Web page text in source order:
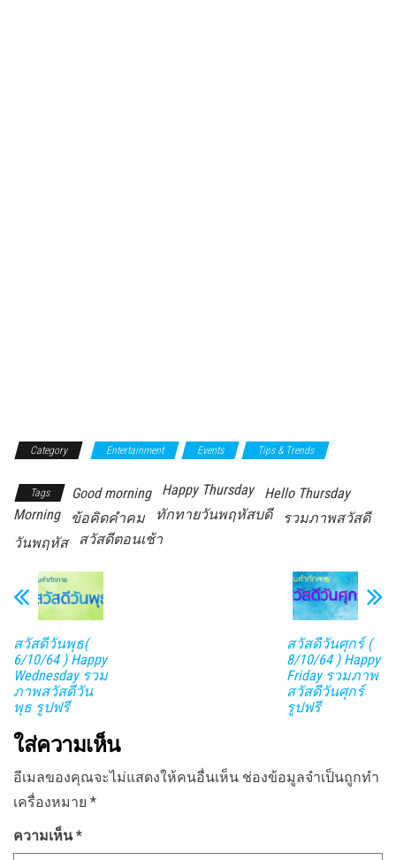
Category Entertainment Events Tips & Trends
Tags Good morning Happy Thursday
Hello Thursday
Morning
ข้อคิดคำคม ทักทายวันพฤหัสบดี
รวมภาพสวัสดี
วันพฤหัส
สวัสดีตอนเช้า
สวัสดีวันพุธ(
6/10/64 ) Happy
Wednesday รวม
ภาพสวัสดีวัน
พุธ รูปฟรี
สวัสดีวันศุกร์ (
8/10/64 ) Happy
Friday รวมภาพ
สวัสดีวันศุกร์
รูปฟรี
ใส่ความเห็น
อีเมลของคุณจะไม่แสดงให้คนอื่นเห็น ช่องข้อมูลจำเป็นถูกทำ
เครื่องหมาย *
ความเห็น*